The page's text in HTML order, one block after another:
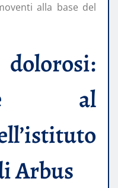
alla base del
al
Arbus